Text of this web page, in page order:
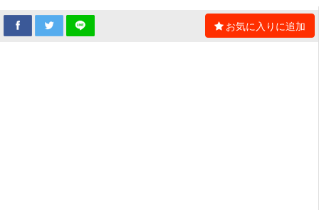
お気に入りに追加